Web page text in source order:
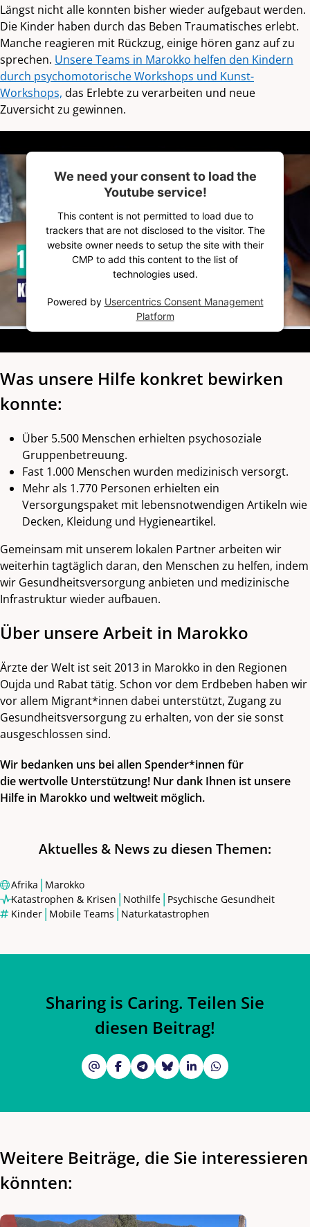
Längst nicht alle konnten bisher wieder aufgebaut werden.
Die Kinder haben durch das Beben Traumatisches erlebt.
Manche reagieren mit Rückzug, einige hören ganz auf zu
sprechen. Unsere Teams in Marokko helfen den Kindern
durch psychomotorische Workshops und Kunst-
Workshops, das Erlebte zu verarbeiten und neue
Zuversicht zu gewinnen.
We need your consent to load the
Youtube service!
This content is not permitted to load due to
trackers that are not disclosed to the visitor. The
website owner needs to setup the site with their
CMP to add this content to the list of
technologies used.
Powered by Usercentrics Consent Management
Platform
Was unsere Hilfe konkret bewirken
konnte:
Über 5.500 Menschen erhielten psychosoziale
Gruppenbetreuung.
Fast 1.000 Menschen wurden medizinisch versorgt.
Mehr als 1.770 Personen erhielten ein
Versorgungspaket mit lebensnotwendigen Artikeln wie
Decken, Kleidung und Hygieneartikel.
Gemeinsam mit unserem lokalen Partner arbeiten wir
weiterhin tagtäglich daran, den Menschen zu helfen, indem
wir Gesundheitsversorgung anbieten und medizinische
Infrastruktur wieder aufbauen.
Über unsere Arbeit in Marokko
Ärzte der Welt ist seit 2013 in Marokko in den Regionen
Oujda und Rabat tätig. Schon vor dem Erdbeben haben wir
vor allem Migrant*innen dabei unterstützt, Zugang zu
Gesundheitsversorgung zu erhalten, von der sie sonst
ausgeschlossen sind.
Wir bedanken uns bei allen Spender*innen für
die wertvolle Unterstützung! Nur dank Ihnen ist unsere
Hilfe in Marokko und weltweit möglich.
Aktuelles & News zu diesen Themen:
Afrika | Marokko
Katastrophen & Krisen | Nothilfe | Psychische Gesundheit
Kinder | Mobile Teams |Naturkatastrophen
Sharing is Caring. Teilen Sie
diesen Beitrag!
Weitere Beiträge, die Sie interessieren
könnten: